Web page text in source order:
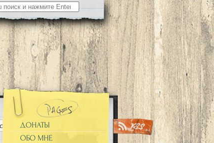
SGF2019 — уже там )"
ДОНАТЫ
ОБО МНЕ